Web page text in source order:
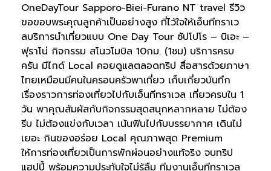
OneDayTour Sapporo-Biei-Furano NT travel รีวิว
ขอขอบพระคุณลูกค้าเป็นอย่างสูง ที่ไว้ใจให้เอ็นทีทราเว
ลบริการนำเที่ยวแบบ One Day Tour ซัปโปโร – บิเอะ –
ฟุราโน่ กิจกรรม สโนวโมบิล 10กม. (1ชม) บริการครบ
ครัน มีไกด์ Local คอยดูแลตลอดทริป สื่อสารด้วยภาษา
ไทยเหมือนมีคนในครอบครัวพาเที่ยว เก็บเกี่ยวบันทึก
เรื่องราวการท่องเที่ยวไปกับเอ็นทีทราเวล เที่ยวครบใน 1
วัน พาคุณสัมผัสกับกิจกรรมสุดสนุกหลากหลาย ไม่ต้อง
รีบ ไม่ต้องแข่งกับเวลา เน้นฟินไปกับบรรยากาศ เดินไม่
เยอะ กินของอร่อย Local คุณภาพสุด Premium
ให้การท่องเที่ยวเป็นการพักผ่อนอย่างแท้จริง จบทริป
แฮปปี้ พร้อมความประทับใจไม่รู้ลืม ทีมงานเอ็นทีทราเวล